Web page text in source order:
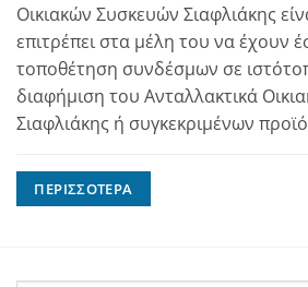
Οικιακών Συσκευών Σιαφλιάκης
επιτρέπει στα μέλη του να έχουν
τοποθέτηση συνδέσμων σε
διαφήμιση του Ανταλλακτικά
Σιαφλιάκης ή συγκεκριμένων
ΠΕΡΙΣΣΌΤΕΡΑ